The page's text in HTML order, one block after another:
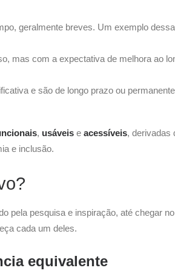
geralmente breves. Um exemplo
mas com a expectativa de melhora ao
e são de longo prazo ou
, usáveis e acessíveis, derivadas
e inclusão.
pela pesquisa e inspiração, até chegar
cada um deles.
equivalente